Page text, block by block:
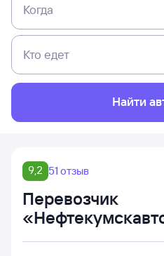
Когда
Кто едет
Найти
9,2 51 отзыв
Перевозчик